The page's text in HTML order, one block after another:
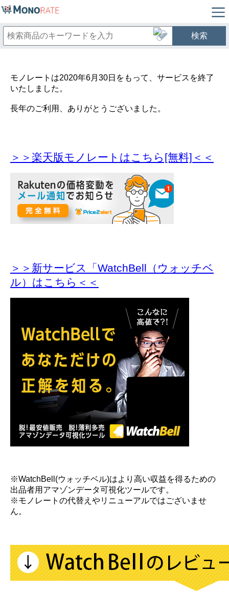
検索
モノレートは2020年6月30日をもって、サービスを終了
いたしました。
長年のご利用、ありがとうございました。
＞＞楽天版モノレートはこちら[無料]＜＜
＞＞新サービス「WatchBell（ウォッチベ
ル）はこちら＜＜
※WatchBell(ウォッチベル)はより高い収益を得るための
出品者用アマゾンデータ可視化ツールです。
※モノレートの代替えやリニューアルではございませ
ん。